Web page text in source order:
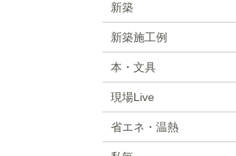
新築
新築施工例
本・文具
現場Live
省エネ・温熱